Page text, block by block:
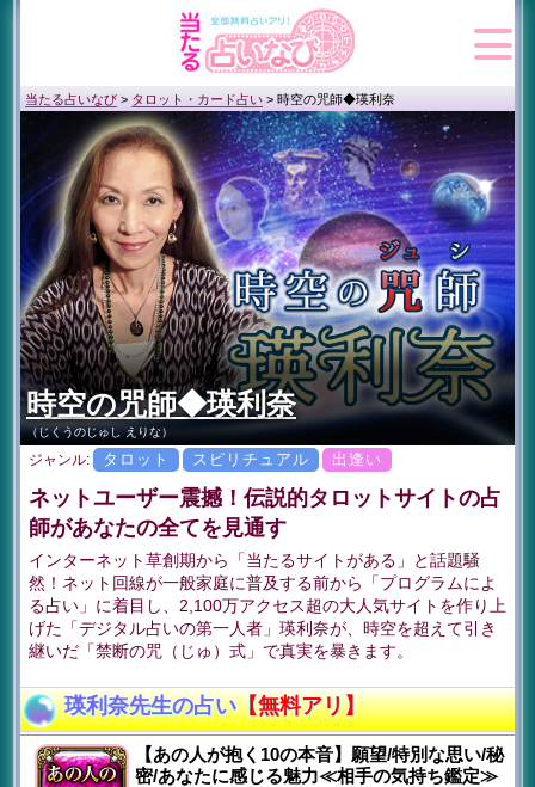
当たる占いなび > タロット・カード占い >時空の咒師◆瑛利奈
時空の咒師◆瑛利奈
（じくうのじゅし えりな）
ジャンル: タロット スピリチュアル 出逢い
ネットユーザー震撼！伝説的タロットサイトの占
師があなたの全てを見通す
インターネット草創期から「当たるサイトがある」と話題騒
然！ネット回線が一般家庭に普及する前から「プログラムによ
る占い」に着目し、2,100万アクセス超の大人気サイトを作り上
げた「デジタル占いの第一人者」瑛利奈が、時空を超えて引き
継いだ「禁断の咒（じゅ）式」で真実を暴きます。
瑛利奈先生の占い【無料アリ】
【あの人が抱く10の本音】願望/特別な思い/秘
密/あなたに感じる魅力≪相手の気持ち鑑定≫